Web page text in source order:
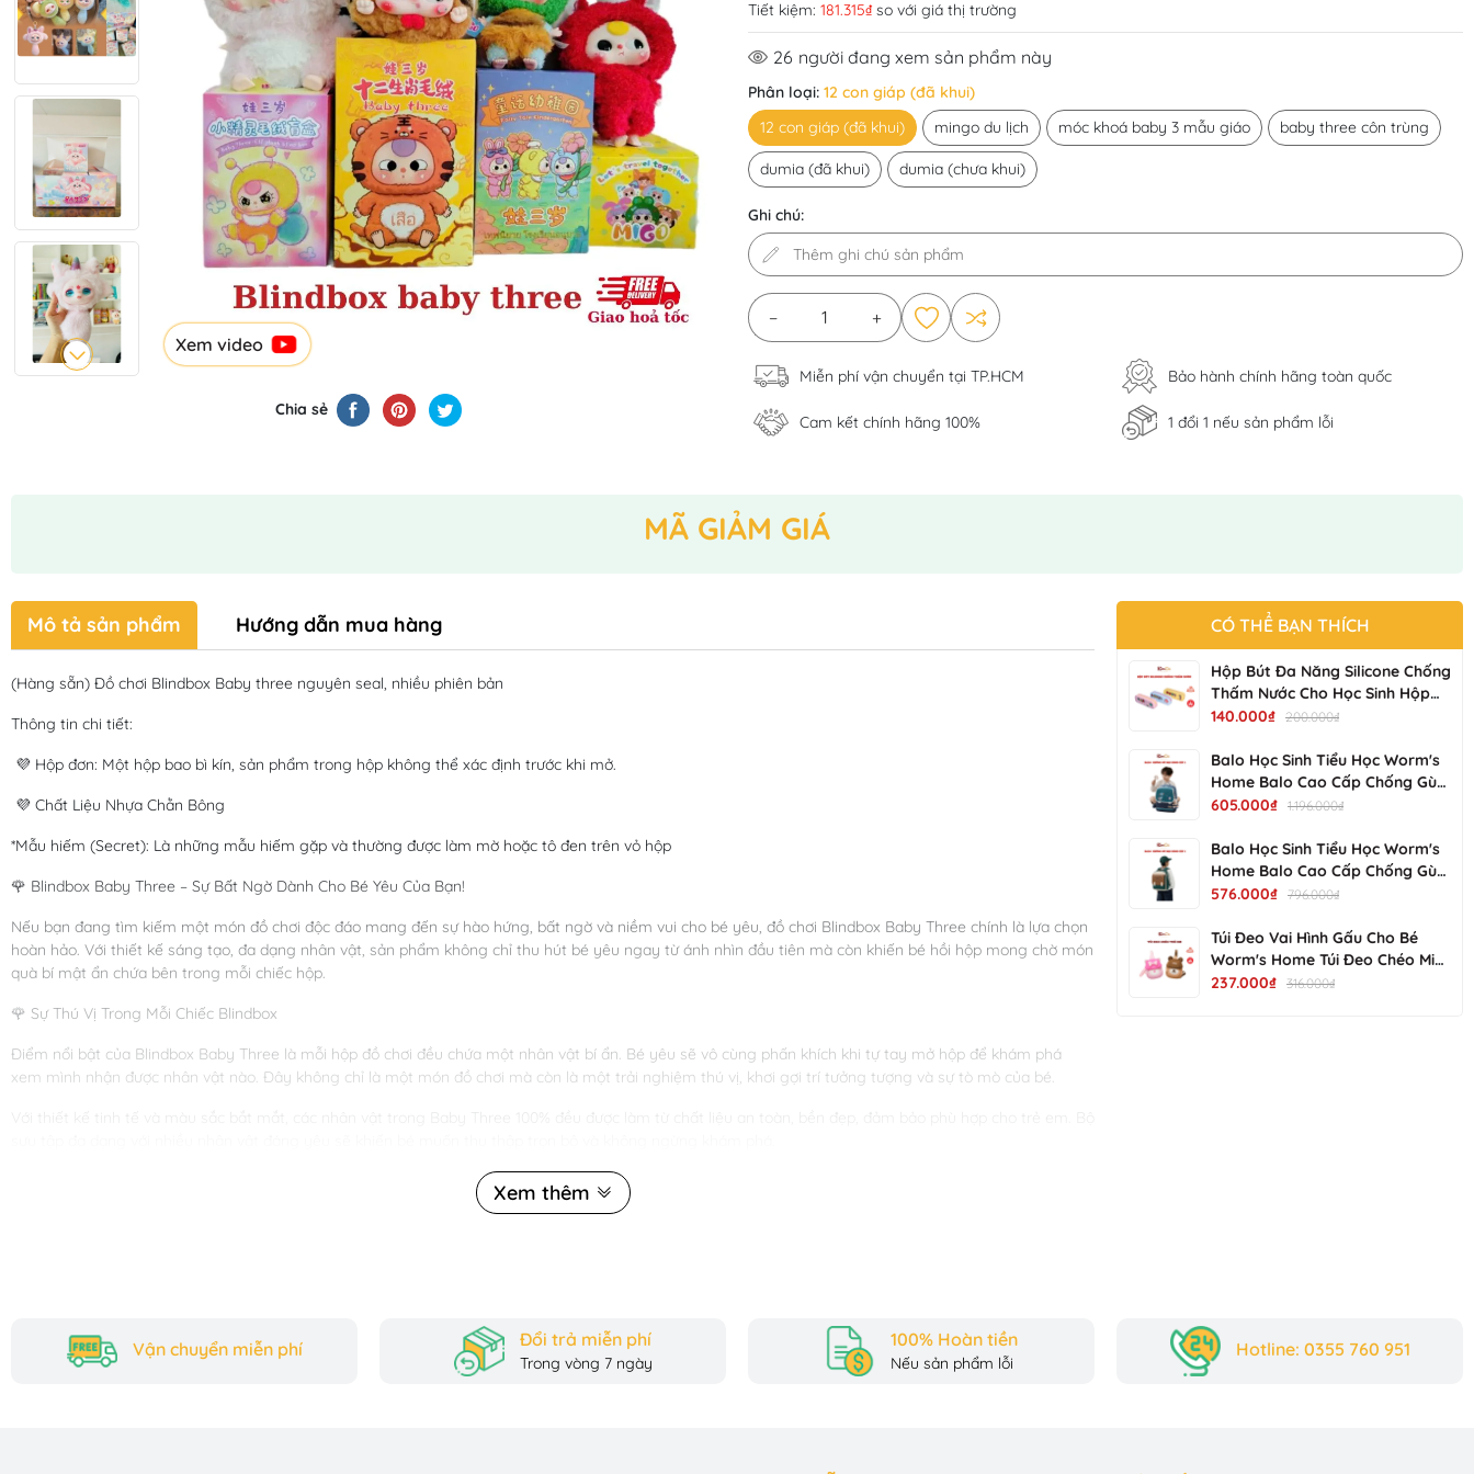
Xem video
Chia sẻ
Tiết kiệm: 181.315₫so với giá thị trường
26 người đang xem sản phẩm này
Phân loại: 12 con giáp (đã khui)
12 con giáp (đã khui)
mingo du lịch móc khoá baby 3 mẫu giáo baby three côn trùng
dumia (đã khui) dumia (chưa khui)
Ghi chú:
− +
Miễn phí vận chuyển tại TP.HCM Bảo hành chính hãng toàn quốc
Cam kết chính hãng 100% 1 đổi 1 nếu sản phẩm lỗi
MÃ GIẢM GIÁ
Mô tả sản phẩm Hướng dẫn mua hàng
(Hàng sẵn) Đồ chơi Blindbox Baby three nguyên seal, nhiều phiên bản
Thông tin chi tiết:
💜 Hộp đơn: Một hộp bao bì kín, sản phẩm trong hộp không thể xác định trước khi mở.
💜 Chất Liệu Nhựa Chằn Bông
*Mẫu hiếm (Secret): Là những mẫu hiếm gặp và thường được làm mờ hoặc tô đen trên vỏ hộp
🌹 Blindbox Baby Three – Sự Bất Ngờ Dành Cho Bé Yêu Của Bạn!
Nếu bạn đang tìm kiếm một món đồ chơi độc đáo mang đến sự hào hứng, bất ngờ và niềm vui cho bé yêu, đồ chơi Blindbox Baby Three chính là lựa chọn
hoàn hảo. Với thiết kế sáng tạo, đa dạng nhân vật, sản phẩm không chỉ thu hút bé yêu ngay từ ánh nhìn đầu tiên mà còn khiến bé hồi hộp mong chờ món
quà bí mật ẩn chứa bên trong mỗi chiếc hộp.
🌹 Sự Thú Vị Trong Mỗi Chiếc Blindbox
Điểm nổi bật của Blindbox Baby Three là mỗi hộp đồ chơi đều chứa một nhân vật bí ẩn. Bé yêu sẽ vô cùng phấn khích khi tự tay mở hộp để khám phá
xem mình nhận được nhân vật nào. Đây không chỉ là một món đồ chơi mà còn là một trải nghiệm thú vị, khơi gợi trí tưởng tượng và sự tò mò của bé.
Với thiết kế tinh tế và màu sắc bắt mắt, các nhân vật trong Baby Three 100% đều được làm từ chất liệu an toàn, bền đẹp, đảm bảo phù hợp cho trẻ em. Bộ
Không chỉ mang tính giải trí, đồ chơi Blindbox Baby Three còn giúp bé phát triển tư duy và trí tưởng tượng. Mỗi nhân vật trong hộp đều có nét đặc trưng
riêng, giúp bé nhận biết hình dạng, màu sắc và cách phân biệt các nhân vật. Bé cũng có thể tự nghĩ ra những câu chuyện thú vị xoay quanh các nhân vật
Xem thêm
CÓ THỂ BẠN THÍCH
Hộp Bút Đa Năng Silicone Chống
Thấm Nước Cho Học Sinh Hộp
Bút Bền Đẹp, Dễ Vệ Sinh NV-
140.000₫ 200.000₫
Balo Học Sinh Tiểu Học Worm's
Home Balo Cao Cấp Chống Gù
Balo Cho Bé Siêu Nhẹ Chống
S34202
605.000₫ 1.196.000₫
Balo Học Sinh Tiểu Học Worm's
Home Balo Cao Cấp Chống Gù
Balo Cho Bé Siêu Nhẹ Chống
S00502
576.000₫ 796.000₫
Túi Đeo Vai Hình Gấu Cho Bé
Worm's Home Túi Đeo Chéo Mini
Dễ Thương, Gọn Nhẹ, Tiện Mang
237.000₫ 316.000₫
Vận chuyển miễn phí Đổi trả miễn phí
Trong vòng 7 ngày
100% Hoàn tiền
Nếu sản phẩm lỗi
Hotline: 0355 760 951